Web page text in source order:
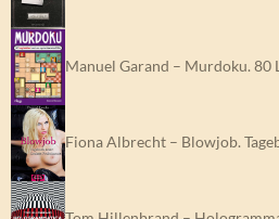
Manuel Garand – Murdoku.
Fiona Albrecht – Blowjob.